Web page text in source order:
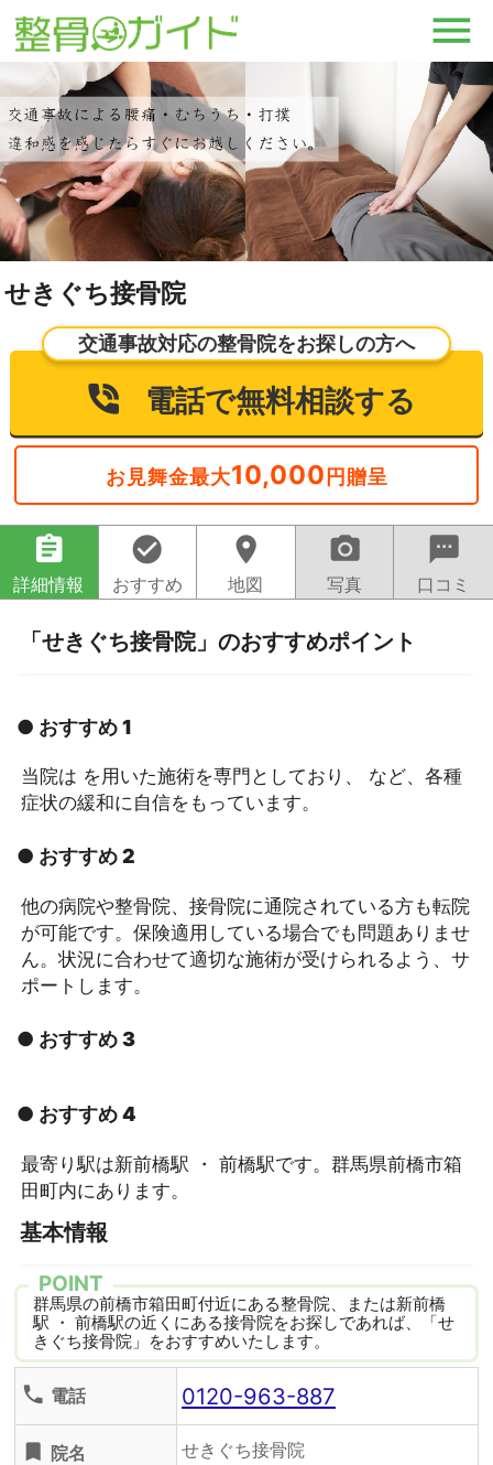
せきぐち接骨院
交通事故対応の整骨院をお探しの方へ
電話で無料相談する
お見舞金最大10,000 円贈呈
assignment
詳細情報
check_circle
おすすめ
location_on
地図
camera_alt
写真
sms
口コミ
「せきぐち接骨院」のおすすめポイント
● おすすめ 1
当院は を用いた施術を専門としており、 など、各種
症状の緩和に自信をもっています。
● おすすめ 2
他の病院や整骨院、接骨院に通院されている方も転院
が可能です。保険適用している場合でも問題ありませ
ん。状況に合わせて適切な施術が受けられるよう、サ
ポートします。
● おすすめ 3
● おすすめ 4
最寄り駅は新前橋駅 ・ 前橋駅です。群馬県前橋市箱
田町内にあります。
基本情報
POINT
群馬県の前橋市箱田町付近にある整骨院、または新前橋
駅 ・ 前橋駅の近くにある接骨院をお探しであれば、「せ
きぐち接骨院」をおすすめいたします。
phone 電話 0120-963-887
turned_in 院名 せきぐち接骨院